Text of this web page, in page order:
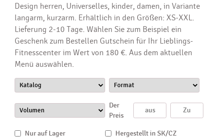
Design herren, Universelles, kinder, damen, in Variante
langarm, kurzarm. Erhältlich in den Größen: XS-XXL.
Lieferung 2-10 Tage. Wählen Sie zum Beispiel ein
Geschenk zum Bestellen Gutschein für Ihr Lieblings-
Fitnesscenter im Wert von 180 €. Aus dem aktuellen
Menü auswählen.
Der
Preis
Nur auf Lager Hergestellt in SK/CZ